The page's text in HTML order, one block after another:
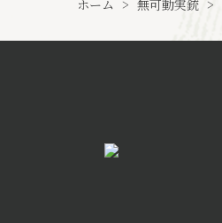
ホーム > 無可動実銃 >